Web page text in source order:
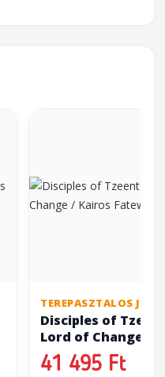
TEREPASZTALOS
Disciples of
Lord of Change /
Fateweaver
41 495 Ft